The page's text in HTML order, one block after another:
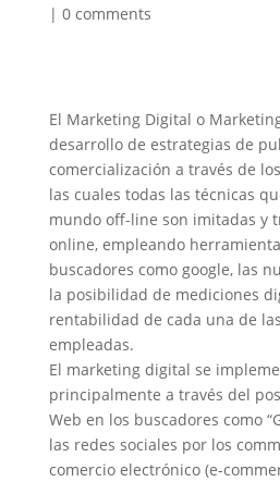
| 0 comments
El Marketing Digital o
desarrollo de estrategias de
comercialización a través de
las cuales todas las técnicas
mundo off-line son imitadas y
online, empleando
buscadores como google, las
la posibilidad de mediciones
rentabilidad de cada una de
empleadas.
El marketing digital se
principalmente a través del
Web en los buscadores como
las redes sociales por los
comercio electrónico (e-